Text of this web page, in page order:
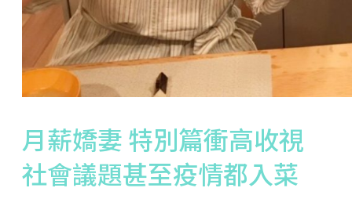
月薪嬌妻 特別篇衝高收視
社會議題甚至疫情都入菜